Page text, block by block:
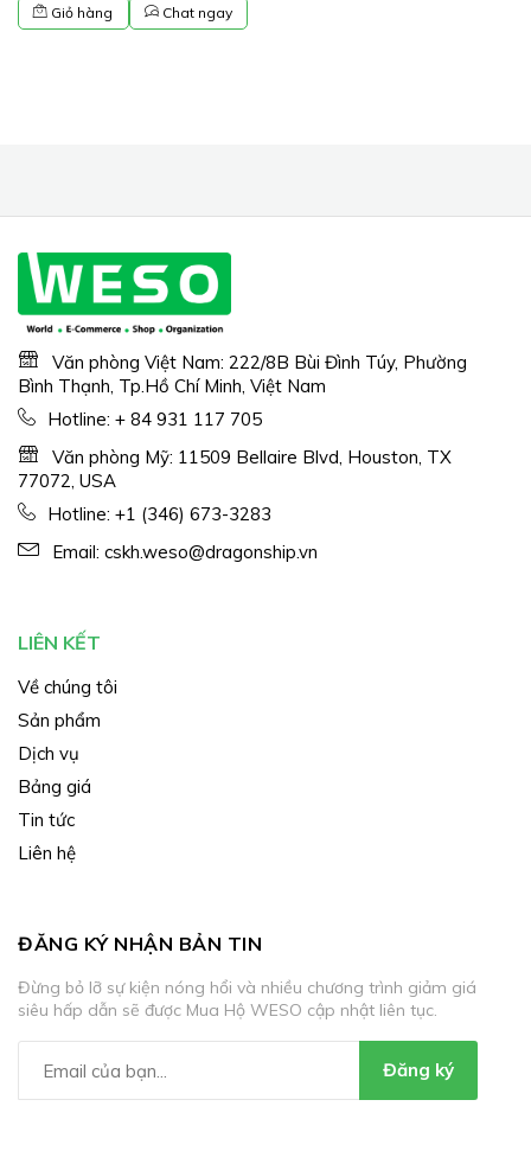
Giỏ hàng Chat ngay
Văn phòng Việt Nam: 222/8B Bùi Đình Túy, Phường
Bình Thạnh, Tp.Hồ Chí Minh, Việt Nam
Hotline: + 84 931 117 705
Văn phòng Mỹ: 11509 Bellaire Blvd, Houston, TX
77072, USA
Hotline: +1 (346) 673-3283
Email: cskh.weso@dragonship.vn
LIÊN KẾT
Về chúng tôi
Sản phẩm
Dịch vụ
Bảng giá
Tin tức
Liên hệ
ĐĂNG KÝ NHẬN BẢN TIN
Đừng bỏ lỡ sự kiện nóng hổi và nhiều chương trình giảm giá
siêu hấp dẫn sẽ được Mua Hộ WESO cập nhật liên tục.
Đăng ký